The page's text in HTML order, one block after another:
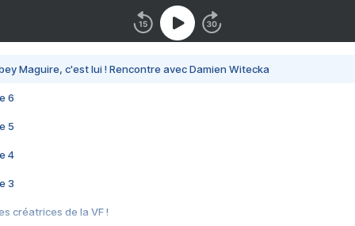
Maguire, c'est lui ! Rencontre avec Damien Witecka
6
5
4
3
créatrices de la VF !